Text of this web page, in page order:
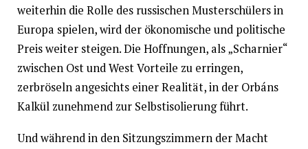
weiterhin die Rolle des russischen Musterschülers in
Europa spielen, wird der ökonomische und politische
Preis weiter steigen. Die Hoffnungen, als „Scharnier“
zwischen Ost und West Vorteile zu erringen,
zerbröseln angesichts einer Realität, in der Orbáns
Kalkül zunehmend zur Selbstisolierung führt.
Und während in den Sitzungszimmern der Macht